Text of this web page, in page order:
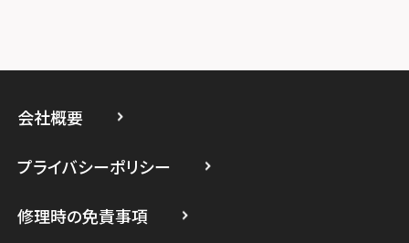
スマホスピタル たまプラーザ駅前
スマホスピタル 登戸・向ヶ丘遊園
会社概要
プライバシーポリシー
修理時の免責事項